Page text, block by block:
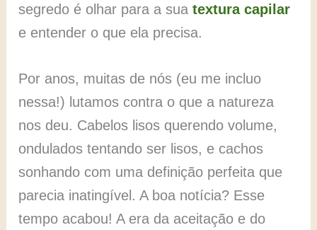
segredo é olhar para a suatextura capilar
e entender o que ela precisa.
Por anos, muitas de nós (eu me incluo
nessa!) lutamos contra o que a natureza
nos deu. Cabelos lisos querendo volume,
ondulados tentando ser lisos, e cachos
sonhando com uma definição perfeita que
parecia inatingível. A boa notícia? Esse
tempo acabou! A era da aceitação e do